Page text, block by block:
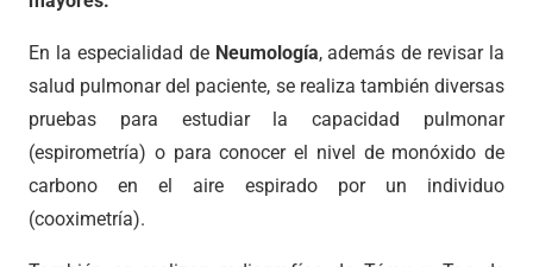
En la especialidad de Neumología, además de revisar la
salud pulmonar del paciente, se realiza también diversas
pruebas para estudiar la capacidad pulmonar
(espirometría) o para conocer el nivel de monóxido de
carbono en el aire espirado por un individuo
(cooximetría).